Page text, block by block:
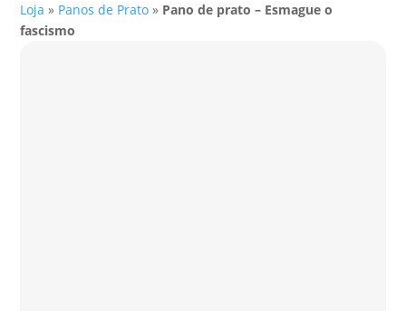
Loja » Panos de Prato » Pano de prato – Esmague o
fascismo